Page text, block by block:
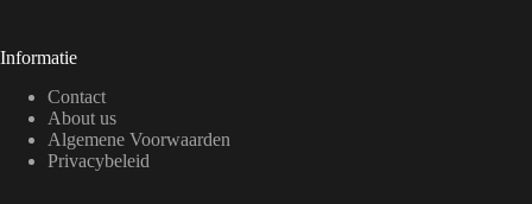
Informatie
Contact
About us
Algemene Voorwaarden
Privacybeleid